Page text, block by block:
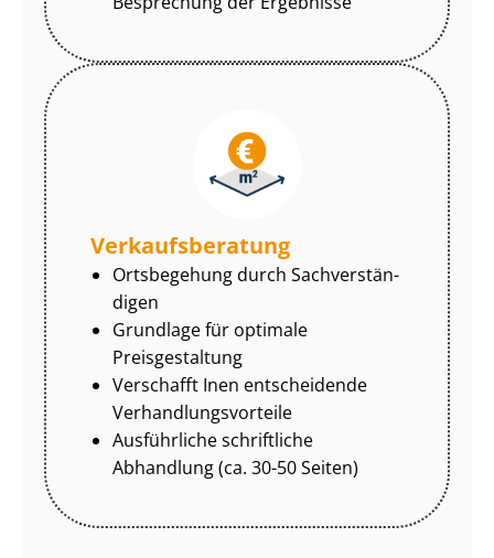
Ver­kaufs­be­ra­tung
Ortsbegehung durch Sach­ver­stän­
di­gen
Grundlage für optimale
Preisgestaltung
Verschafft Inen entscheidende
Ver­hand­lungs­vor­tei­le
Ausführliche schriftliche
Abhandlung (ca. 30-50 Seiten)